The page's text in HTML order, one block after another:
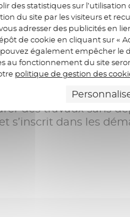
de la
qui concatène
GSM, réseau
pilote de la
et Appui
du parc de
permet lorsque les
des travaux sans
s’inscrit dans les
des statistiques sur l’utilisation
du site par les visiteurs et
adresser des publicités en
de cookie en cliquant sur «
pouvez également empêcher
au fonctionnement du site
politique de gestion des